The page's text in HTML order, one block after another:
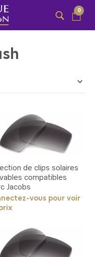
0
de clips solaires
compatibles
Jacobs
vous pour voir